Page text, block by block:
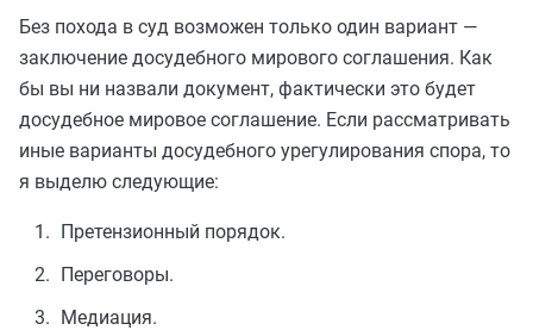
Без похода в суд возможен только один вариант —
заключение досудебного мирового соглашения. Как
бы вы ни назвали документ, фактически это будет
досудебное мировое соглашение. Если рассматривать
иные варианты досудебного урегулирования спора, то
я выделю следующие:
Претензионный порядок.
Переговоры.
Медиация.